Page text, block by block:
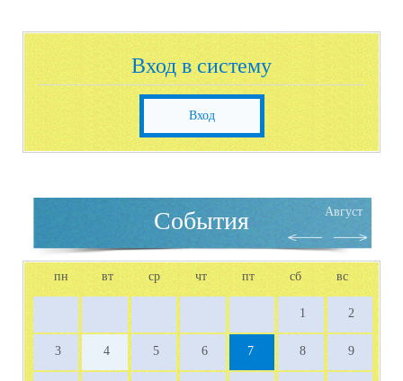
Вход в систему
Вход
События Август
пн вт ср чт пт сб вс
1 2
3 4 5 6 7 8 9